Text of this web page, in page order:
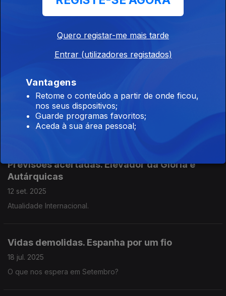
Emissão Especial em Melo
13 set. 2025
Integrado no Festival Literário Em Nome da Terra.
Previsões acertadas, Elevador da Glória e Autárquicas.
Previsões acertadas. Elevador da Glória e
Autárquicas
12 set. 2025
Atualidade Internacional.
Vidas demolidas. Espanha por um fio
18 jul. 2025
O que nos espera em Setembro?
Quero registar-me mais tarde
Entrar (utilizadores registados)
Vantagens
Retome o conteúdo a partir de onde ficou,
nos seus dispositivos;
Guarde programas favoritos;
Aceda à sua área pessoal;